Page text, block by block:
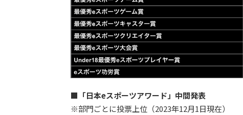
■「日本eスポーツアワード」中間発表
※部門ごとに投票上位（2023年12月1日現在）